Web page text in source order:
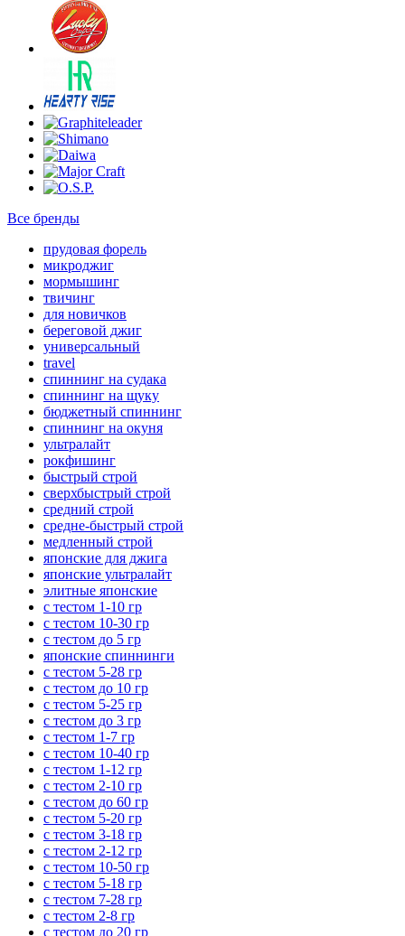
Все бренды
прудовая форель
микроджиг
мормышинг
твичинг
для новичков
береговой джиг
универсальный
travel
спиннинг на судака
спиннинг на щуку
бюджетный спиннинг
спиннинг на окуня
ультралайт
рокфишинг
быстрый строй
сверхбыстрый строй
средний строй
средне-быстрый строй
медленный строй
японские для джига
японские ультралайт
элитные японские
с тестом 1-10 гр
с тестом 10-30 гр
с тестом до 5 гр
японские спиннинги
с тестом 5-28 гр
с тестом до 10 гр
с тестом 5-25 гр
с тестом до 3 гр
с тестом 1-7 гр
с тестом 10-40 гр
с тестом 1-12 гр
с тестом 2-10 гр
с тестом до 60 гр
с тестом 5-20 гр
с тестом 3-18 гр
с тестом 2-12 гр
с тестом 10-50 гр
с тестом 5-18 гр
с тестом 7-28 гр
с тестом 2-8 гр
с тестом до 20 гр